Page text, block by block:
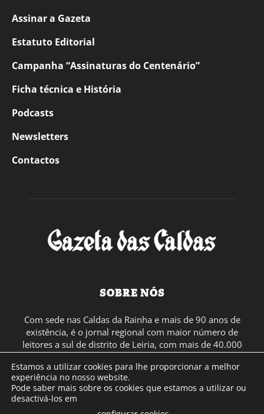
Assinar a Gazeta
Estatuto Editorial
Campanha “Assinaturas do Centenário”
Ficha técnica e História
Podcasts
Newsletters
Contactos
SOBRE NÓS
Com sede nas Caldas da Rainha e mais de 90 anos de
existência, é o jornal regional com maior número de
leitores a sul de distrito de Leiria, com mais de 40.000
leitores por toda a região Oeste. Jornal com distribuição
em Portugal Continental e assinatura online.
Estamos a utilizar cookies para lhe proporcionar a melhor
experiência no nosso website.
Pode saber mais sobre os cookies que estamos a utilizar ou
desactivá-los em